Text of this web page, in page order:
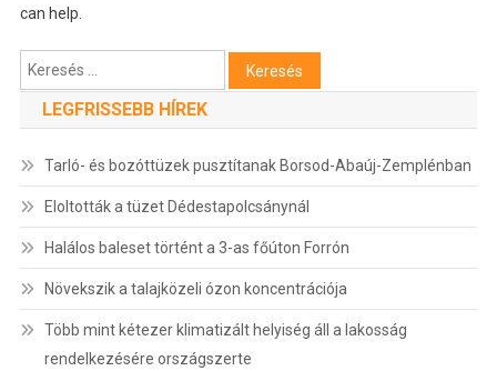
can help.
Keresés:
LEGFRISSEBB HÍREK
Tarló- és bozóttüzek pusztítanak Borsod-Abaúj-Zemplénban
Eloltották a tüzet Dédestapolcsánynál
Halálos baleset történt a 3-as főúton Forrón
Növekszik a talajközeli ózon koncentrációja
Több mint kétezer klimatizált helyiség áll a lakosság
rendelkezésére országszerte